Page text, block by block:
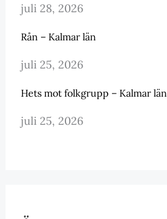
juli 28, 2026
Rån – Kalmar län
juli 25, 2026
Hets mot folkgrupp – Kalmar län
juli 25, 2026